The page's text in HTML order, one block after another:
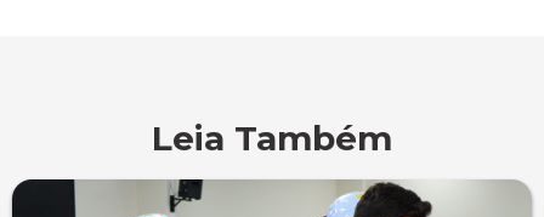
Leia Também